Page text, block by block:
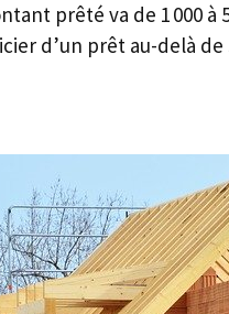
prêté va de 1 000
d’un prêt au-delà de